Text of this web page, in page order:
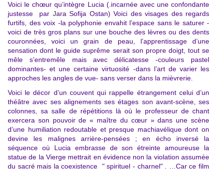
Voici le chœur qu’intègre Lucia (.incarnée avec une confondante
justesse par Jara Sofija Ostan) Voici des visages des regards
furtifs, des voix -la polyphonie envahit l’espace sans le saturer -
voici de très gros plans sur une bouche des lèvres ou des dents
couronnées, voici un grain de peau, l’apprentissage d’une
sensation dont le guide suprême serait son propre doigt, tout se
mêle s’entremêle mais avec délicatesse -couleurs pastel
dominantes- et une certaine virtuosité -dans l’art de varier les
approches les angles de vue- sans verser dans la mièvrerie.
Voici le décor d’un couvent qui rappelle étrangement celui d’un
théâtre avec ses alignements ses étages son avant-scène, ses
colonnes, sa salle de répétitions là où le professeur de chant
exercera son pouvoir de « maître du cœur » dans une scène
d’une humiliation redoutable et presque machiavélique dont on
devine les malignes arrière-pensées ; en écho inversé la
séquence où Lucia embrasse de son étreinte amoureuse la
statue de la Vierge mettrait en évidence non la violation assumée
du sacré mais la coexistence " spirituel - charnel" . …Car ce film